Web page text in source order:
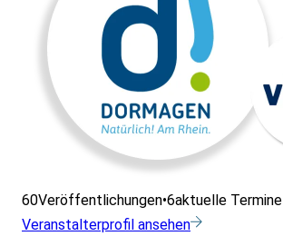
60Veröffentlichungen•6aktuelle Termine
Veranstalterprofil ansehen